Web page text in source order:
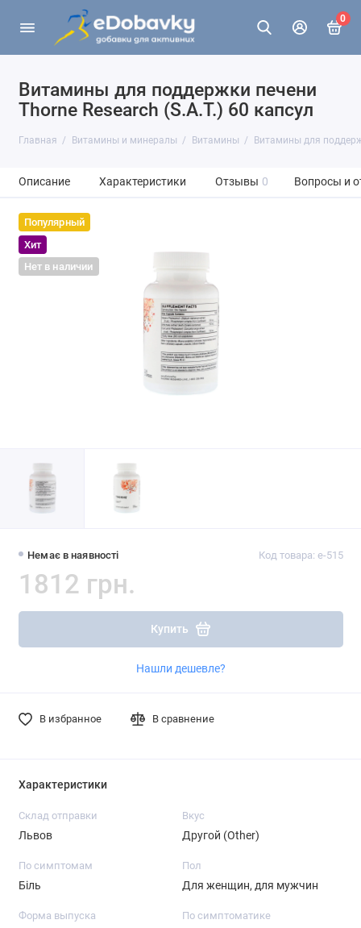
0
Витамины для поддержки печени
Thorne Research (S.A.T.) 60 капсул
Главная Витамины и минералы Витамины Витамины для
Описание Характеристики Отзывы 0 Вопросы и
Популярный
Хит
Нет в наличии
Немає в наявності Код товара: e-515
1812 грн.
Купить
Нашли дешевле?
В избранное В сравнение
Характеристики
Склад отправки
Львов
Вкус
Другой (Other)
По симптомам
Біль
Пол
Для женщин, для мужчин
Форма выпуска По симптоматике